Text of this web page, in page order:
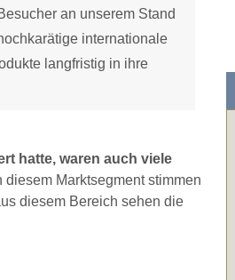
an unserem Stand
internationale
langfristig in ihre
hatte, waren auch viele
Marktsegment stimmen
diesem Bereich sehen die